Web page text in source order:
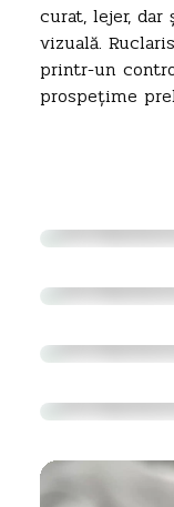
curat, lejer,
vizuală.
printr-un
prospețime